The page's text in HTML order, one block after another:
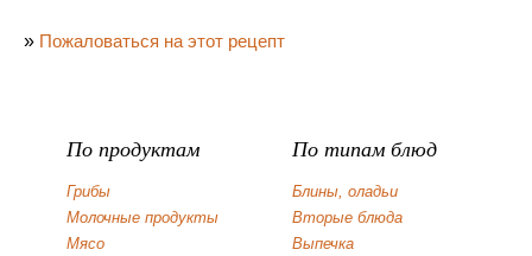
» Пожаловаться на этот рецепт
По продуктам
Грибы
Молочные продукты
Мясо
По типам блюд
Блины, оладьи
Вторые блюда
Выпечка